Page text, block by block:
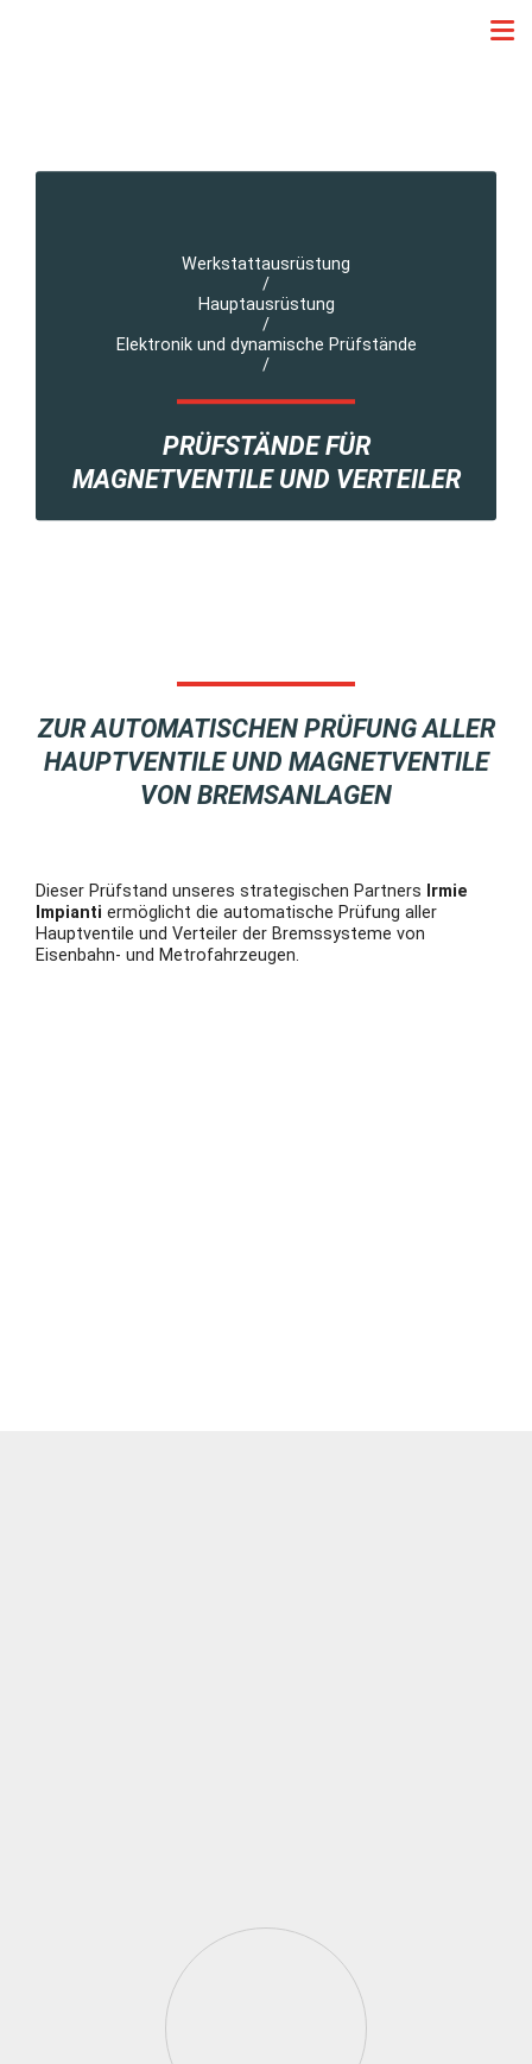
Werkstattausrüstung
/
Hauptausrüstung
/
Elektronik und dynamische Prüfstände
/
PRÜFSTÄNDE FÜR
MAGNETVENTILE UND VERTEILER
ZUR AUTOMATISCHEN PRÜFUNG ALLER
HAUPTVENTILE UND MAGNETVENTILE
VON BREMSANLAGEN
Dieser Prüfstand unseres strategischen Partners Irmie
Impianti ermöglicht die automatische Prüfung aller
Hauptventile und Verteiler der Bremssysteme von
Eisenbahn- und Metrofahrzeugen.